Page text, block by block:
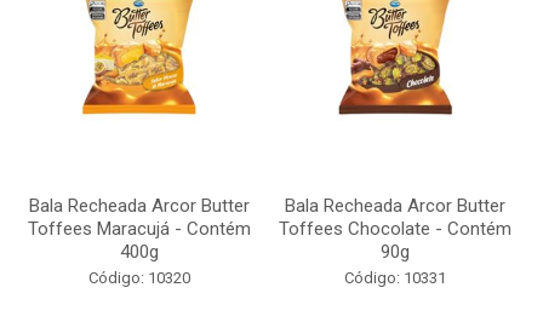
Bala Recheada Arcor Butter
Toffees Maracujá - Contém
400g
Código: 10320
Bala Recheada Arcor Butter
Toffees Chocolate - Contém
90g
Código: 10331